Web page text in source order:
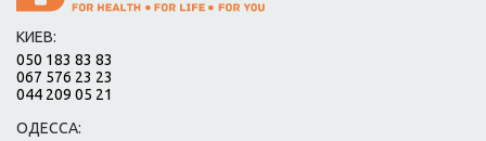
КИЕВ:
050 183 83 83
067 576 23 23
044 209 05 21
ОДЕССА: